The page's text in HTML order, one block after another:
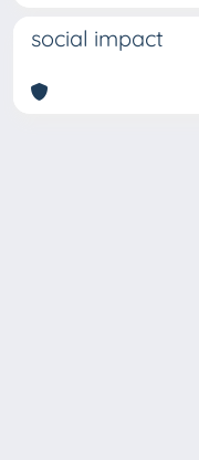
social impact